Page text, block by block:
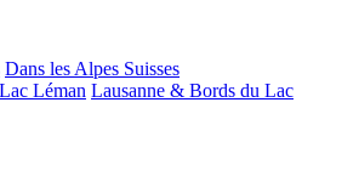
Dans les Alpes Suisses
Léman Lausanne & Bords du Lac